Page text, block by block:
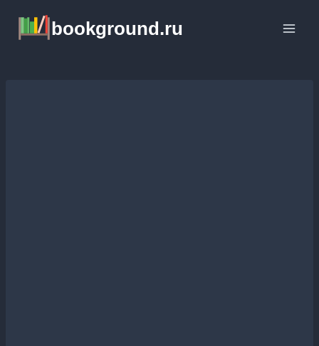
содержимому
bookground.ru